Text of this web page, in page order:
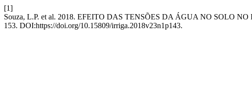
[1]
Souza, L.P. et al. 2018. EFEITO DAS TENSÕES DA ÁGUA NO SOLO
153. DOI:https://doi.org/10.15809/irriga.2018v23n1p143.